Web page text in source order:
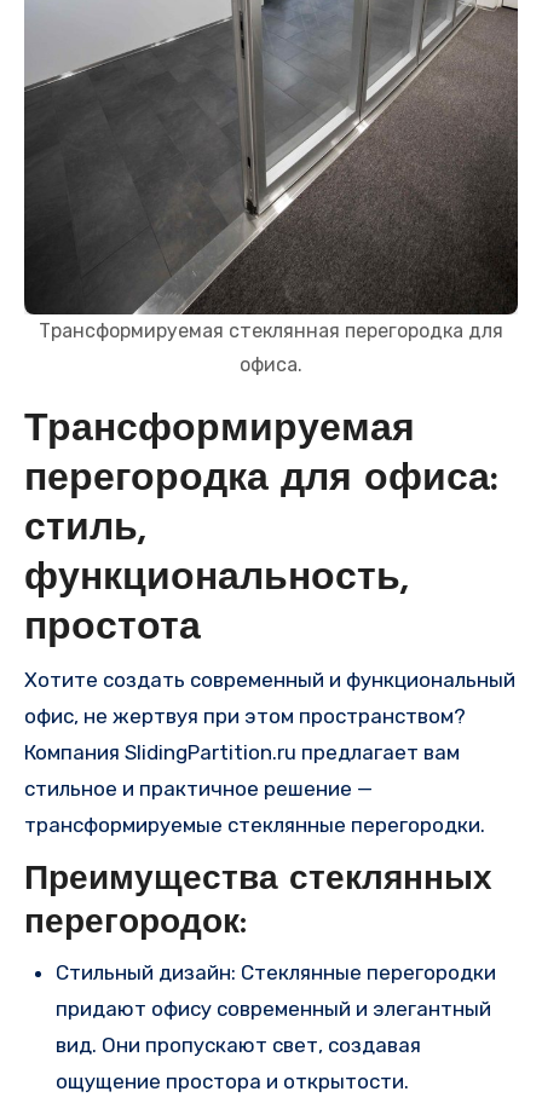
Трансформируемая стеклянная перегородка для
офиса.
Трансформируемая
перегородка для офиса:
стиль,
функциональность,
простота
Хотите создать современный и функциональный
офис, не жертвуя при этом пространством?
Компания SlidingPartition.ru предлагает вам
стильное и практичное решение —
трансформируемые стеклянные перегородки.
Преимущества стеклянных
перегородок:
Стильный дизайн: Стеклянные перегородки
придают офису современный и элегантный
вид. Они пропускают свет, создавая
ощущение простора и открытости.